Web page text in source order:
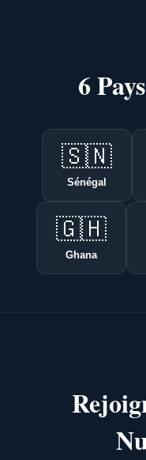
6
🇸🇳
Sénégal
🇬🇭
Ghana